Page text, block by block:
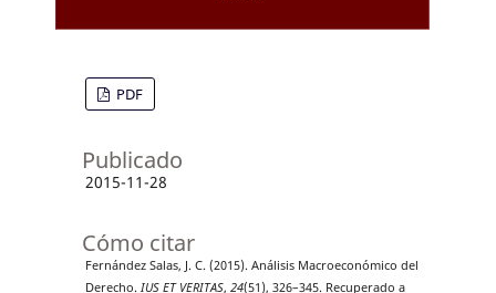
PDF
Publicado
2015-11-28
Cómo citar
Fernández Salas, J. C. (2015). Análisis Macroeconómico del
Derecho. IUS ET VERITAS, 24(51), 326–345. Recuperado a